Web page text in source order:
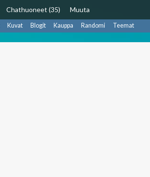
Chathuoneet (35) Muuta
Kuvat Blogit Kauppa Randomi Teemat